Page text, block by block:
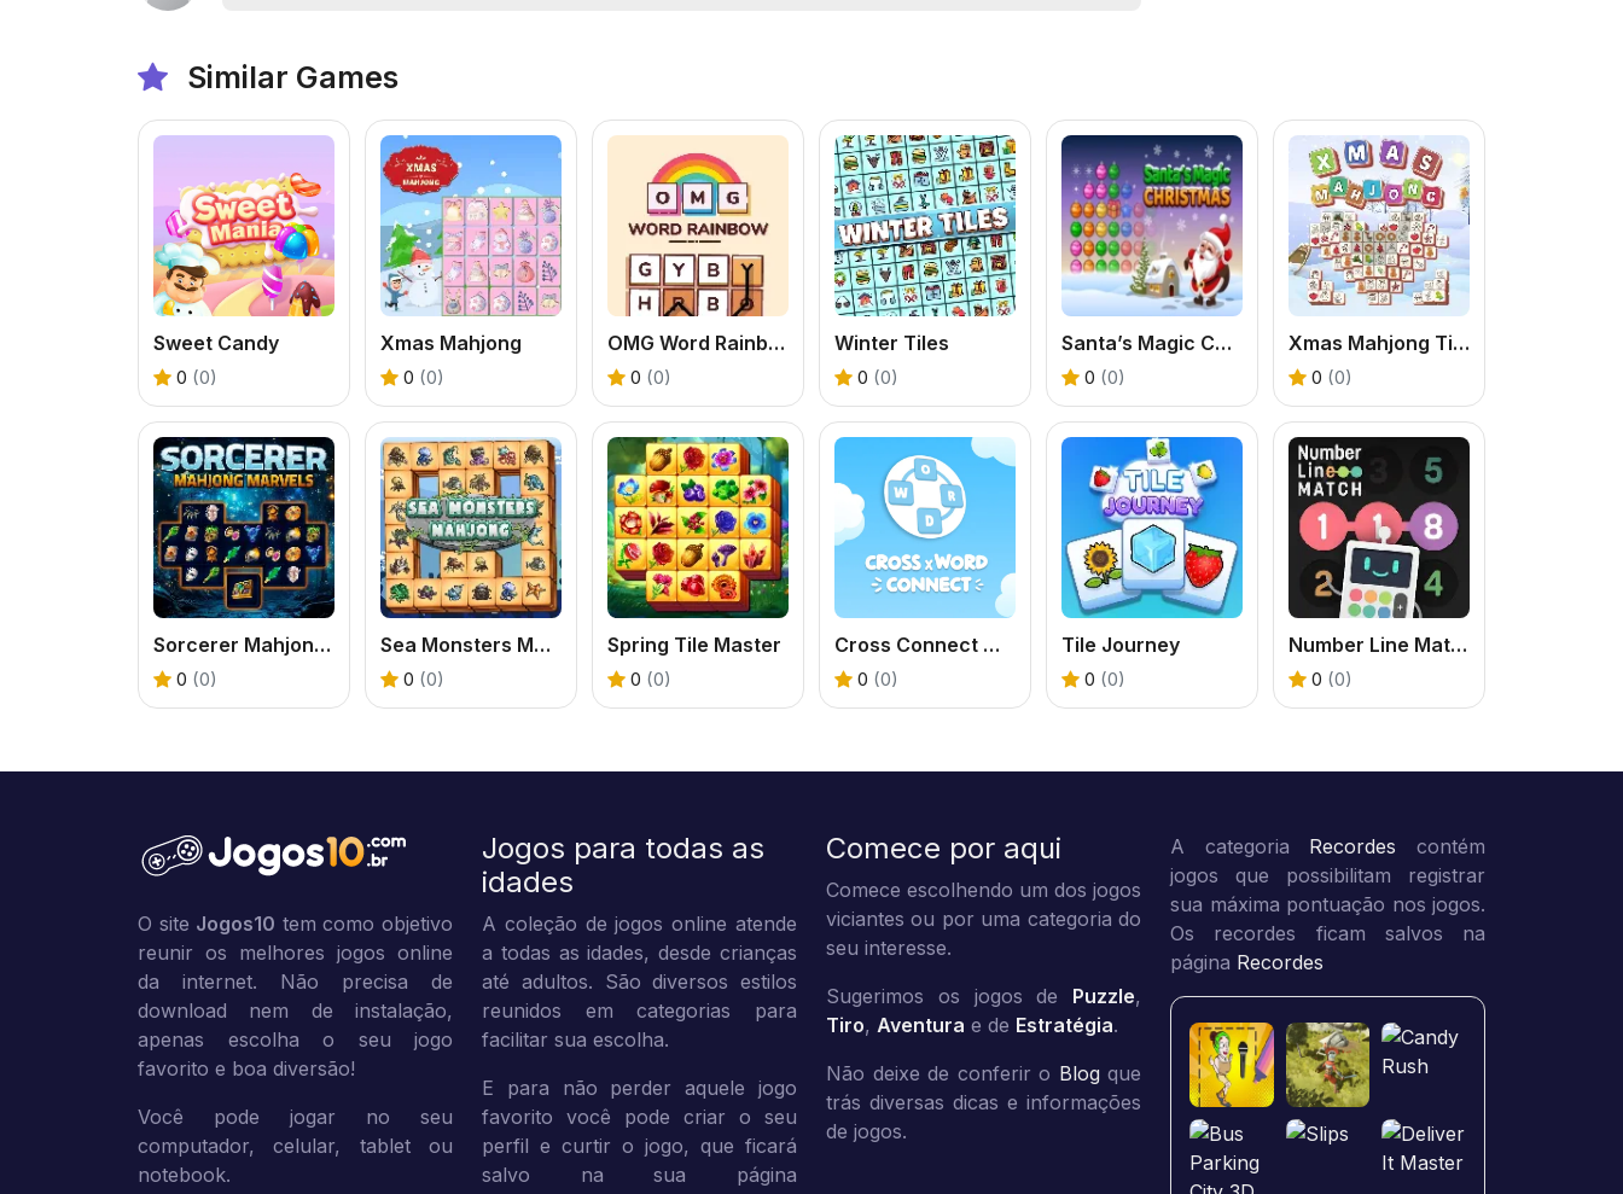
Similar Games
Sweet Candy
0 (0)
Xmas Mahjong
0 (0)
OMG Word Rainbow
0 (0)
Winter Tiles
0 (0)
Santa’s Magic Christmas
0 (0)
Xmas Mahjong Tiles 2023
0 (0)
Sorcerer Mahjong Marvels
0 (0)
Sea Monsters Mahjong
0 (0)
Spring Tile Master
0 (0)
Cross Connect Word
0 (0)
Tile Journey
0 (0)
Number Line Match
0 (0)
O site Jogos10 tem como objetivo
reunir os melhores jogos online
da internet. Não precisa de
download nem de instalação,
apenas escolha o seu jogo
favorito e boa diversão!
Você pode jogar no seu
computador, celular, tablet ou
notebook.
Jogos para todas as
idades
A coleção de jogos online atende
a todas as idades, desde crianças
até adultos. São diversos estilos
reunidos em categorias para
facilitar sua escolha.
E para não perder aquele jogo
favorito você pode criar o seu
perfil e curtir o jogo, que ficará
salvo na sua página
Comece por aqui
Comece escolhendo um dos jogos
viciantes ou por uma categoria do
seu interesse.
Sugerimos os jogos de Puzzle,
Tiro, Aventura e de Estratégia.
Não deixe de conferir o Blog que
trás diversas dicas e informações
de jogos.
A categoria Recordes contém
jogos que possibilitam registrar
sua máxima pontuação nos jogos.
Os recordes ficam salvos na
página Recordes